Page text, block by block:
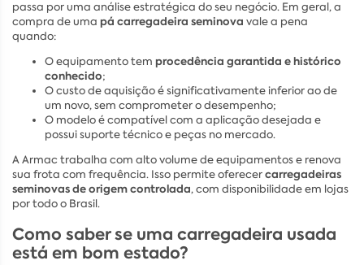
passa por uma análise estratégica do seu negócio. Em geral, a
compra de uma pá carregadeira seminova vale a pena
quando:
O equipamento tem procedência garantida e histórico
conhecido;
O custo de aquisição é significativamente inferior ao de
um novo, sem comprometer o desempenho;
O modelo é compatível com a aplicação desejada e
possui suporte técnico e peças no mercado.
A Armac trabalha com alto volume de equipamentos e renova
sua frota com frequência. Isso permite oferecercarregadeiras
seminovas de origem controlada, com disponibilidade em lojas
por todo o Brasil.
Como saber se uma carregadeira usada
está em bom estado?